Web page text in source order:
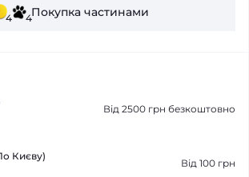
4 4Покупка частинами
Від 2500 грн безкоштовно
Києву)
Від 100 грн